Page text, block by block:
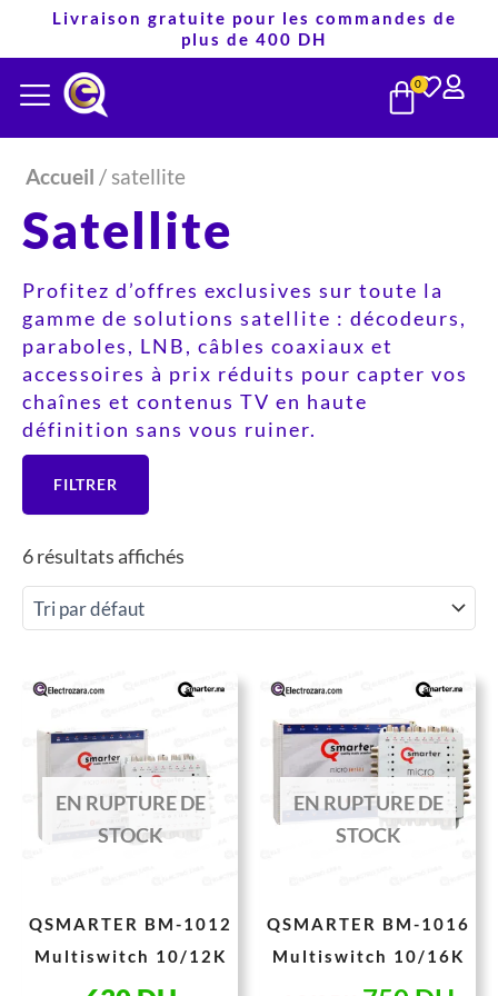
contenu
Livraison gratuite pour les commandes de
plus de 400 DH
0
6 résultats affichés
EN RUPTURE DE
STOCK
QSMARTER BM-1012
Multiswitch 10/12K
EN RUPTURE DE
STOCK
QSMARTER BM-1016
Multiswitch 10/16K
prix
initial
était :
1.360 DH.
Le
est
Accueil / satellite
Satellite
Profitez d’offres exclusives sur toute la
gamme de solutions satellite : décodeurs,
paraboles, LNB, câbles coaxiaux et
accessoires à prix réduits pour capter vos
chaînes et contenus TV en haute
définition sans vous ruiner.
FILTRER